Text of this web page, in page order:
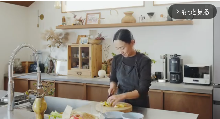
arrow_forward_ios もっと見る